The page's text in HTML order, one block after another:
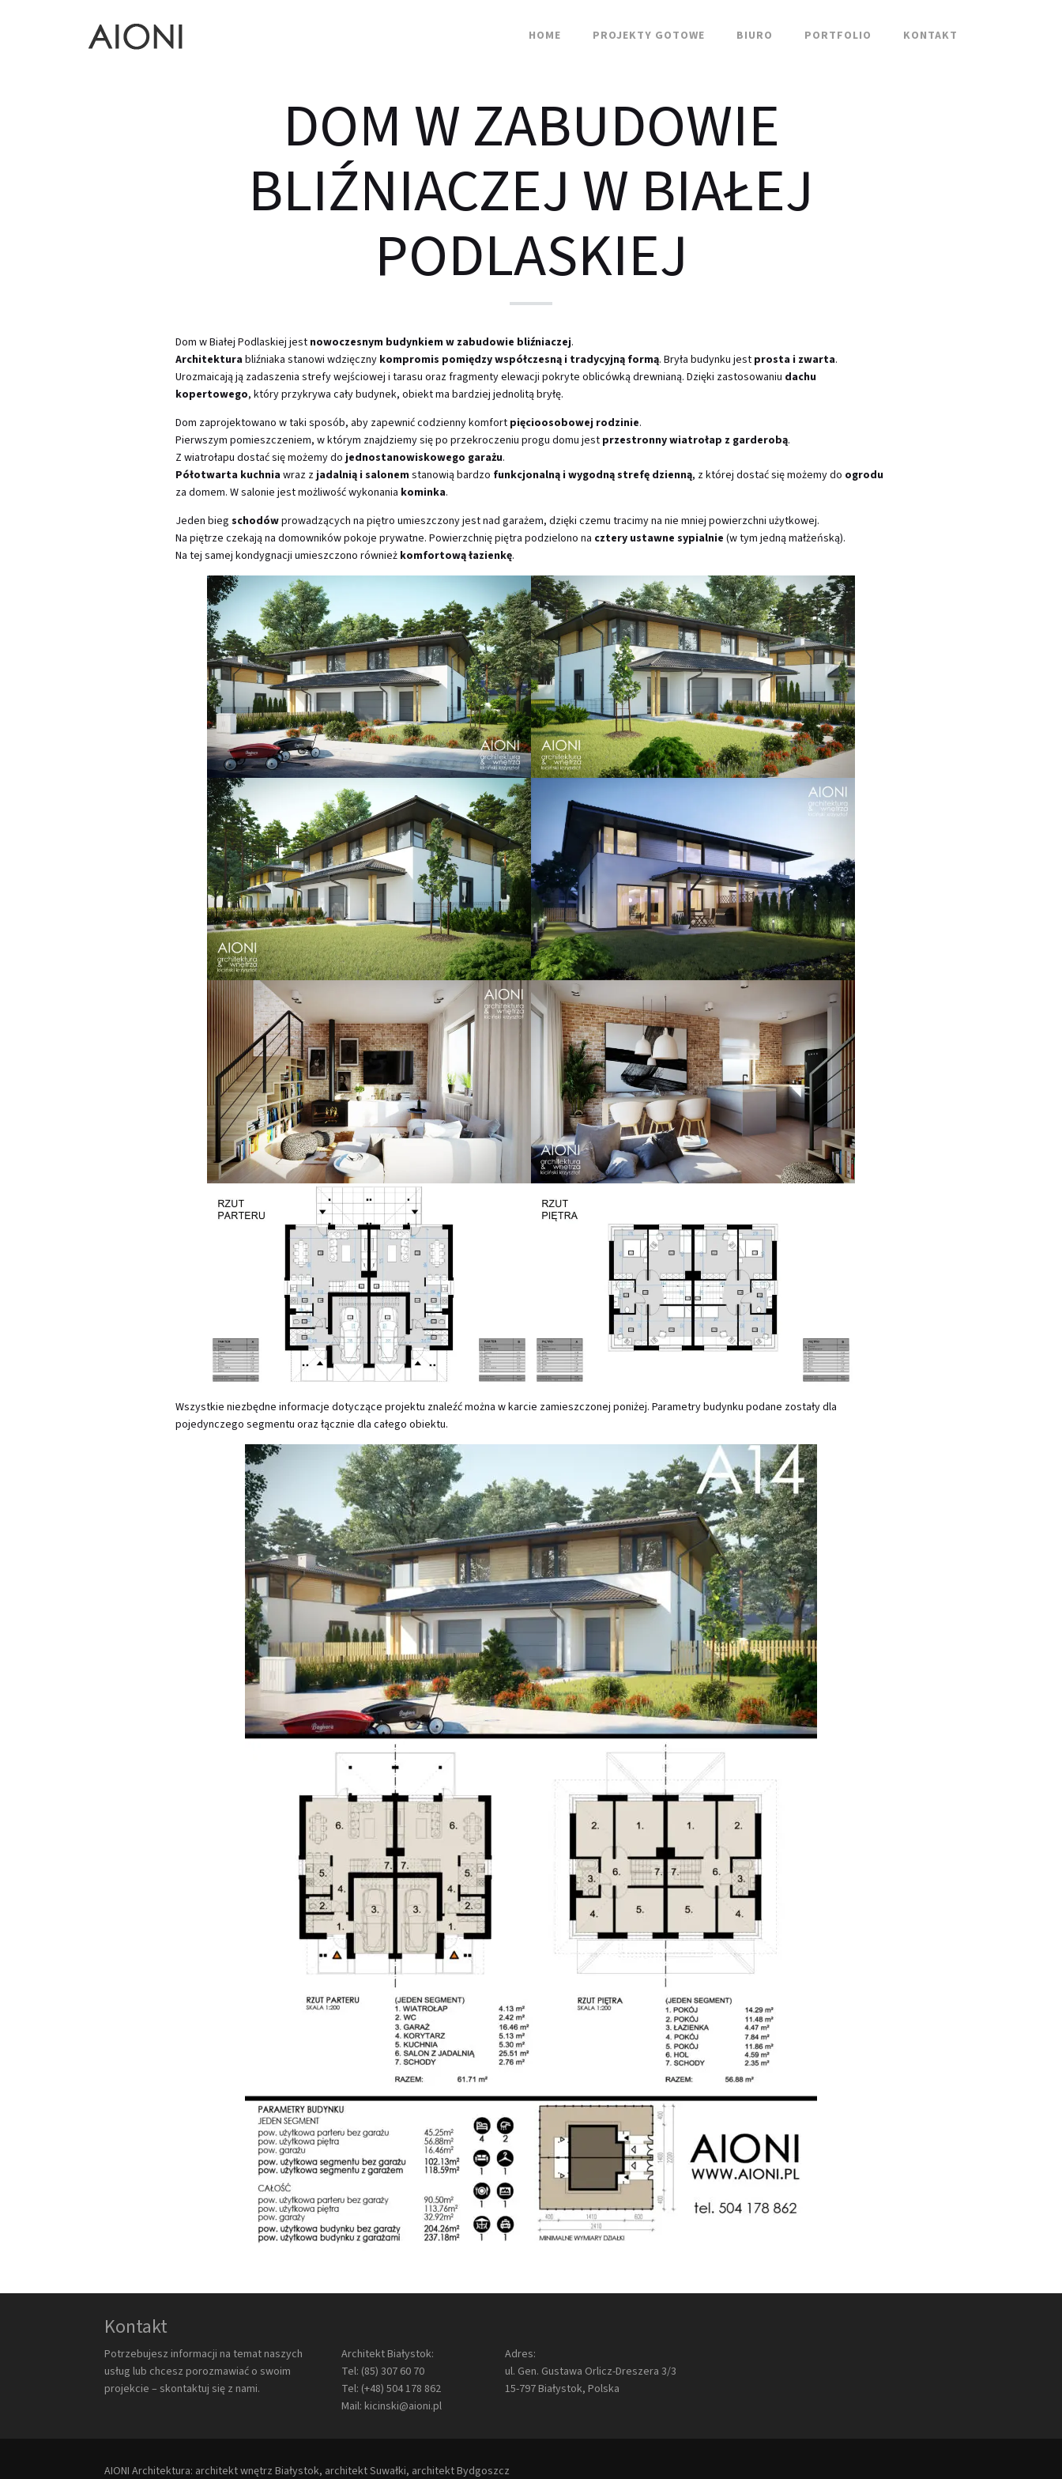
HOME PROJEKTY GOTOWE BIURO PORTFOLIO KONTAKT
DOM W ZABUDOWIE
BLIŹNIACZEJ W BIAŁEJ
PODLASKIEJ
Dom w Białej Podlaskiej jest nowoczesnym budynkiem w zabudowie bliźniaczej.
Architektura bliźniaka stanowi wdzięczny kompromis pomiędzy współczesną i tradycyjną formą. Bryła budynku jest prosta i zwarta.
Urozmaicają ją zadaszenia strefy wejściowej i tarasu oraz fragmenty elewacji pokryte oblicówką drewnianą. Dzięki zastosowaniu dachu
kopertowego, który przykrywa cały budynek, obiekt ma bardziej jednolitą bryłę.
Dom zaprojektowano w taki sposób, aby zapewnić codzienny komfort pięcioosobowej rodzinie.
Pierwszym pomieszczeniem, w którym znajdziemy się po przekroczeniu progu domu jest przestronny wiatrołap z garderobą.
Z wiatrołapu dostać się możemy dojednostanowiskowego garażu.
Półotwarta kuchnia wraz zjadalnią i salonem stanowią bardzo funkcjonalną i wygodną strefę dzienną, z której dostać się możemy do ogrodu
za domem. W salonie jest możliwość wykonania kominka.
Jeden bieg schodówprowadzących na piętro umieszczony jest nad garażem, dzięki czemu tracimy na nie mniej powierzchni użytkowej.
Na piętrze czekają na domowników pokoje prywatne. Powierzchnię piętra podzielono na cztery ustawne sypialnie (w tym jedną małżeńską).
Na tej samej kondygnacji umieszczono również komfortową łazienkę.
Wszystkie niezbędne informacje dotyczące projektu znaleźć można w karcie zamieszczonej poniżej. Parametry budynku podane zostały dla
pojedynczego segmentu oraz łącznie dla całego obiektu.
Kontakt
Potrzebujesz informacji na temat naszych
usług lub chcesz porozmawiać o swoim
projekcie – skontaktuj się z nami.
Architekt Białystok:
Tel: (85) 307 60 70
Tel: (+48) 504 178 862
Mail: kicinski@aioni.pl
Adres:
ul. Gen. Gustawa Orlicz-Dreszera 3/3
15-797 Białystok, Polska
AIONI Architektura: architekt wnętrz Białystok, architekt Suwałki, architekt Bydgoszcz